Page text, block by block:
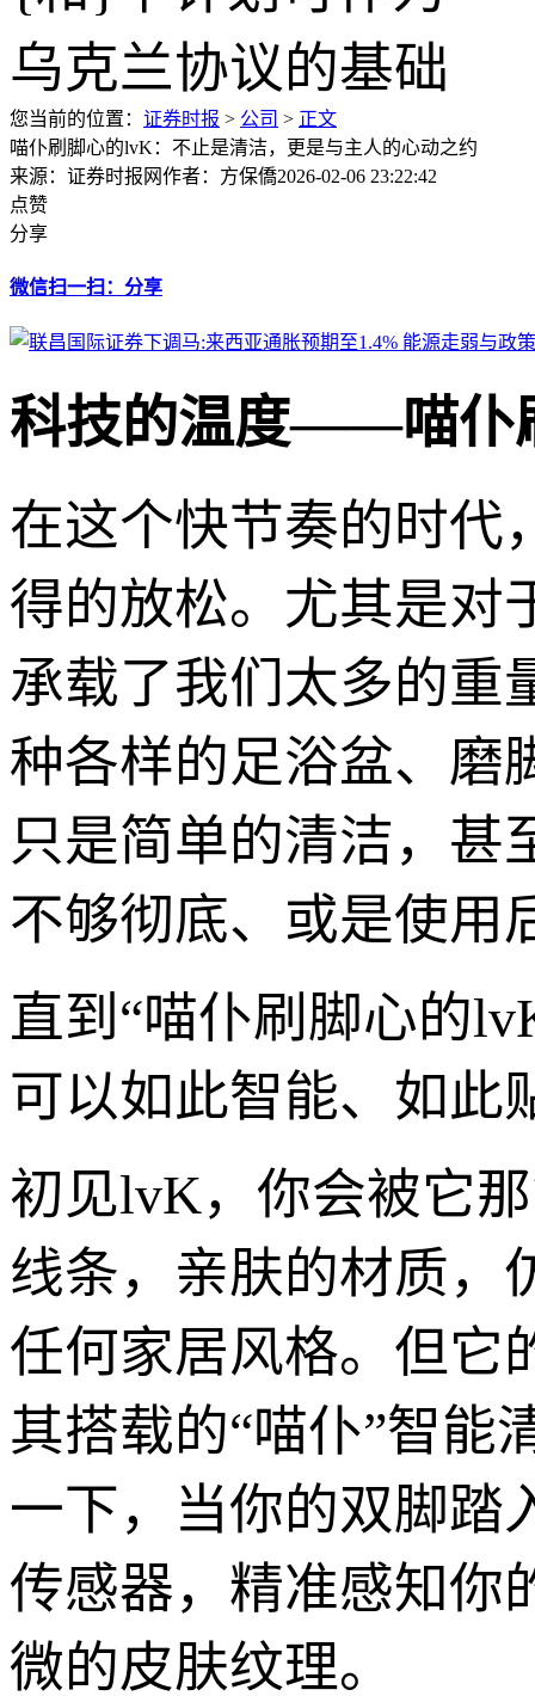
您当前的位置： 证券时报 > 公司 > 正文
喵仆刷脚心的lvK：不止是清洁，更是与主人的心动之约
来源：证券时报网作者：方保僑2026-02-06 23:22:42
点赞
分享
微信扫一扫：分享
科技的温度——喵仆
在这个快节奏的时代
得的放松。尤其是对
承载了我们太多的重
种各样的足浴盆、磨
只是简单的清洁，甚
不够彻底、或是使用
直到“喵仆刷脚心的
可以如此智能、如
初见lvK，你会被它
线条，亲肤的材质，
任何家居风格。但它
其搭载的“喵仆”智能
一下，当你的双脚踏
传感器，精准感知
微的皮肤纹理。